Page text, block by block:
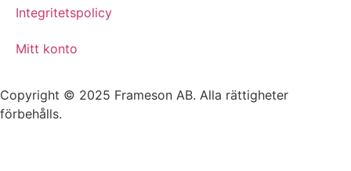
Integritetspolicy
Mitt konto
Copyright © 2025 Frameson AB. Alla rättigheter
förbehålls.